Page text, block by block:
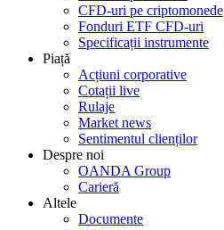
CFD-uri pe criptomonede
Fonduri ETF CFD-uri
Specificații instrumente
Piață
Acțiuni corporative
Cotații live
Rulaje
Market news
Sentimentul clienților
Despre noi
OANDA Group
Carieră
Altele
Documente